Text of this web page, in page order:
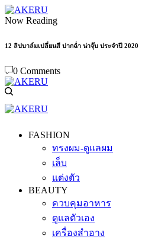
Now Reading
12 ลิปบาล์มเปลี่ยนสี ปากฉ่ำ น่าจุ๊บ ประจำปี 2020
0 Comments
FASHION
ทรงผม-ดูแลผม
เล็บ
แต่งตัว
BEAUTY
ควบคุมอาหาร
ดูแลตัวเอง
เครื่องสำอาง